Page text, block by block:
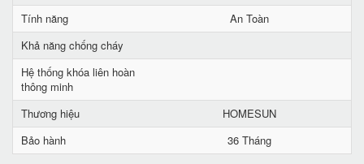
Tính năng
An Toàn
Khả năng chống cháy
Hệ thống khóa liên hoàn
thông minh
Thương hiệu
HOMESUN
Bảo hành
36 Tháng